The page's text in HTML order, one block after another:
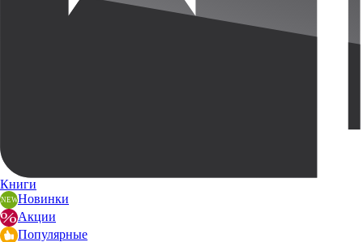
Книги
Новинки
Акции
Популярные